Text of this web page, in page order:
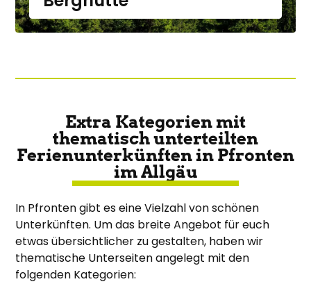
Extra Kategorien mit
thematisch unterteilten
Ferienunterkünften in Pfronten
im Allgäu
In Pfronten gibt es eine Vielzahl von schönen
Unterkünften. Um das breite Angebot für euch
etwas übersichtlicher zu gestalten, haben wir
thematische Unterseiten angelegt mit den
folgenden Kategorien: